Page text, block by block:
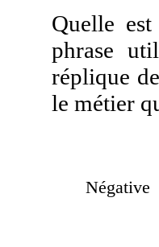
Quelle
phrase
réplique
le métier
Négative